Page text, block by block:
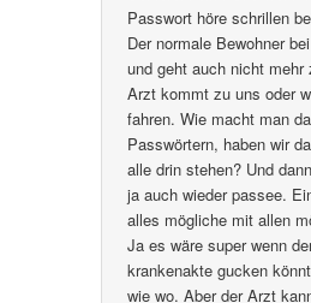
Passwort höre schrillen
Der normale Bewohner
und geht auch nicht
Arzt kommt zu uns oder
fahren. Wie macht man
Passwörtern, haben wir
alle drin stehen? Und
ja auch wieder passee.
alles mögliche mit allen
Ja es wäre super wenn
krankenakte gucken
wie wo. Aber der Arzt